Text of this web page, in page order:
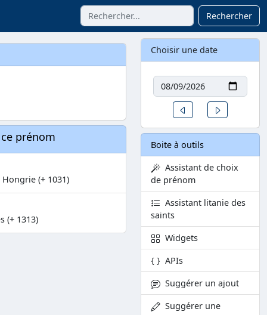
Rechercher
prénom
(+ 1031)
(+ 1313)
Choisir une date
Date
Un jour avant
Boite à outils
Assistant de choix
de prénom
Assistant litanie des
saints
Widgets
APIs
Suggérer un ajout
Suggérer une